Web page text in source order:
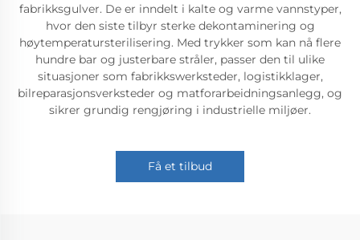
fabrikksgulver. De er inndelt i kalte og varme vannstyper,
hvor den siste tilbyr sterke dekontaminering og
høytemperatursterilisering. Med trykker som kan nå flere
hundre bar og justerbare stråler, passer den til ulike
situasjoner som fabrikkswerksteder, logistikklager,
bilreparasjonsverksteder og matforarbeidningsanlegg, og
sikrer grundig rengjøring i industrielle miljøer.
Få et tilbud